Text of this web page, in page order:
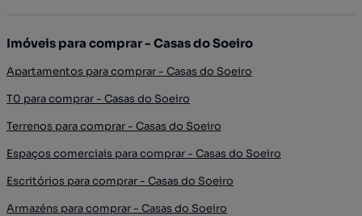
Imóveis para comprar - Casas do Soeiro
Apartamentos para comprar - Casas do Soeiro
T0 para comprar - Casas do Soeiro
Terrenos para comprar - Casas do Soeiro
Espaços comerciais para comprar - Casas do Soeiro
Escritórios para comprar - Casas do Soeiro
Armazéns para comprar - Casas do Soeiro